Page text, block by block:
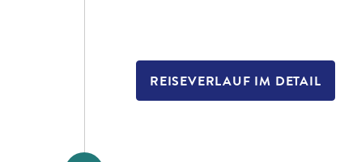
REISEVERLAUF IM DETAIL